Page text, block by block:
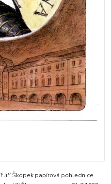
Jiří Škopek papírová pohlednice